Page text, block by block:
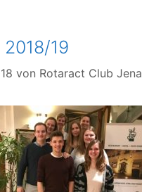
19
von Rotaract Club Jena